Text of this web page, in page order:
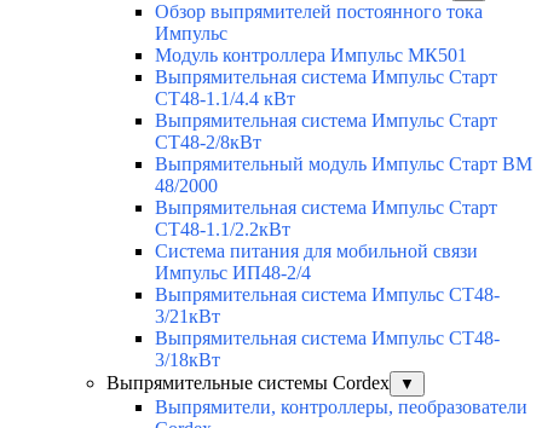
Обзор выпрямителей постоянного тока
Импульс
Модуль контроллера Импульс МК501
Выпрямительная система Импульс Старт
СТ48-1.1/4.4 кВт
Выпрямительная система Импульс Старт
СТ48-2/8кВт
Выпрямительный модуль Импульс Старт ВМ
48/2000
Выпрямительная система Импульс Старт
СТ48-1.1/2.2кВт
Система питания для мобильной связи
Импульс ИП48-2/4
Выпрямительная система Импульс СТ48-
3/21кВт
Выпрямительная система Импульс СТ48-
3/18кВт
Выпрямительные системы Cordex
▼
Выпрямители, контроллеры, пеобразователи